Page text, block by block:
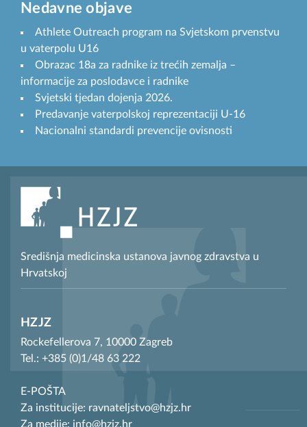
Nedavne objave
Athlete Outreach program na Svjetskom prvenstvu
u vaterpolu U16
Obrazac 18a za radnike iz trećih zemalja –
informacije za poslodavce i radnike
Svjetski tjedan dojenja 2026.
Predavanje vaterpolskoj reprezentaciji U-16
Nacionalni standardi prevencije ovisnosti
Središnja medicinska ustanova javnog zdravstva u
Hrvatskoj
HZJZ
Rockefellerova 7, 10000 Zagreb
Tel.: +385 (0)1/48 63 222
E-POŠTA
Za institucije: ravnateljstvo@hzjz.hr
Za medije: info@hzjz.hr